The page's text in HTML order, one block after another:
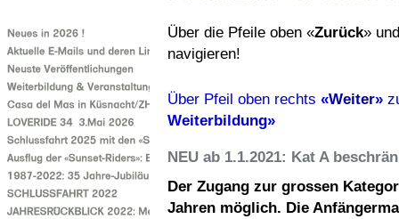
Über die Pfeile oben «Zurück»
navigieren!
Über Pfeil oben rechts «Weiter»
Weiterbildung»
NEU ab 1.1.2021: Kat A
Der Zugang zur grossen
Jahren möglich. Die